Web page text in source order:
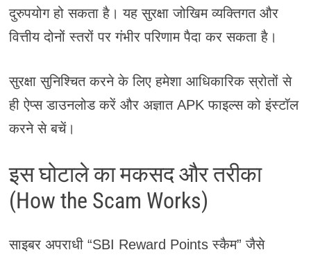
दुरुपयोग हो सकता है। यह सुरक्षा जोखिम व्यक्तिगत और
वित्तीय दोनों स्तरों पर गंभीर परिणाम पैदा कर सकता है।
सुरक्षा सुनिश्चित करने के लिए हमेशा आधिकारिक स्रोतों से
ही ऐप्स डाउनलोड करें और अज्ञात APK फाइल्स को इंस्टॉल
करने से बचें।
इस घोटाले का मकसद और तरीका
(How the Scam Works)
साइबर अपराधी “SBI Reward Points स्कैम” जैसे